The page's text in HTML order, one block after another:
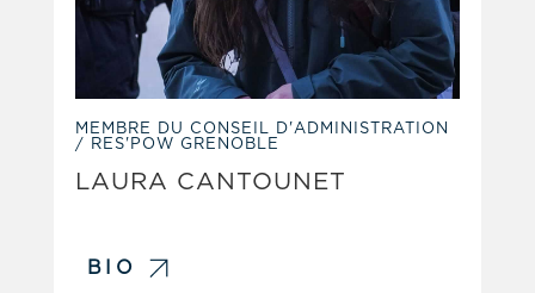
MEMBRE DU CONSEIL D'ADMINISTRATION
/ RES'POW GRENOBLE
LAURA CANTOUNET
BIO